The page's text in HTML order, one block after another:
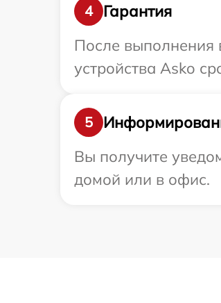
4
Гарантия
После выполнения
устройства Asko
5
Вы получите
домой или в офис.